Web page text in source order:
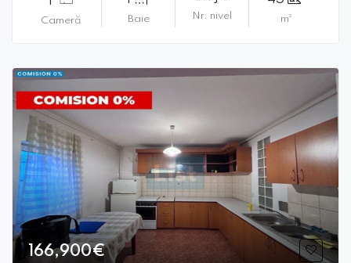
Cameră Baie Nr. nivel m²
166,900€